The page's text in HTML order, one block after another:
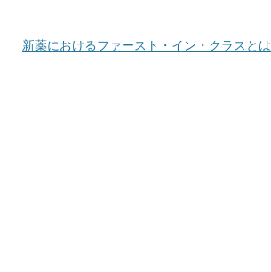
新薬におけるファースト・イン・クラスとは